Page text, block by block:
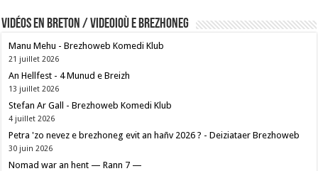
Vidéos en breton / Videoioù e brezhoneg
Manu Mehu - Brezhoweb Komedi Klub
21 juillet 2026
An Hellfest - 4 Munud e Breizh
13 juillet 2026
Stefan Ar Gall - Brezhoweb Komedi Klub
4 juillet 2026
Petra 'zo nevez e brezhoneg evit an hañv 2026 ? - Deiziataer Brezhoweb
30 juin 2026
Nomad war an hent — Rann 7 —